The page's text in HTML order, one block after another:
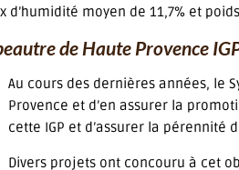
d’humidité moyen de 11,7% et
de Haute Provence
Au cours des dernières années, le
Provence et d’en assurer la
cette IGP et d’assurer la pérennité
Divers projets ont concouru à cet